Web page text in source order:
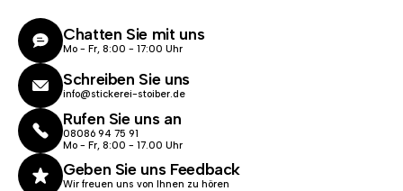
Chatten Sie mit uns
Mo - Fr, 8:00 - 17:00 Uhr
Schreiben Sie uns
info@stickerei-stoiber.de
Rufen Sie uns an
08086 94 75 91
Mo - Fr, 8:00 - 17.00 Uhr
Geben Sie uns Feedback
Wir freuen uns von Ihnen zu hören